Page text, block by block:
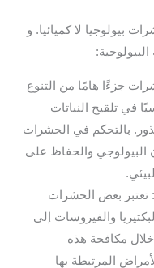
بيولوجيا لا كميائيا. و
جزءًا هامًا من التنوع
في تلقيح النباتات
بالتحكم في الحشرات
البيولوجي والحفاظ على
تعتبر بعض الحشرات
والفيروسات إلى
خلال مكافحة هذه
المرتبطة بها